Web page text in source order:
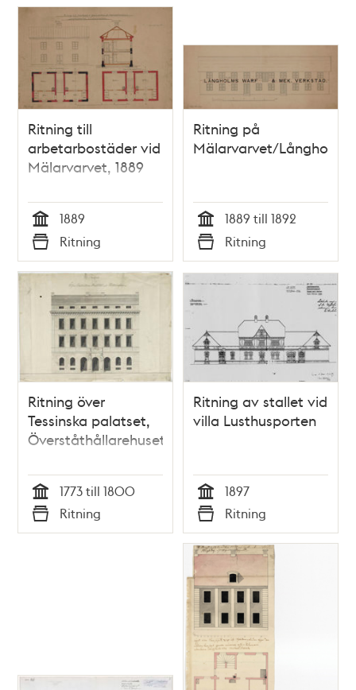
Ritning till
arbetarbostäder vid
Mälarvarvet, 1889
Tid
1889
Typ
Ritning
Ritning på
Mälarvarvet/
Tid
1889 till 1892
Typ
Ritning
Ritning över
Tessinska palatset,
Överståthållarehuset
Tid
1773 till 1800
Typ
Ritning
Ritning av stallet vid
villa Lusthusporten
Tid
1897
Typ
Ritning